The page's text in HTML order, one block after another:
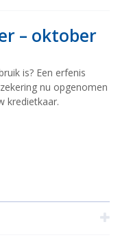
– oktober
is? Een erfenis
nu opgenomen
kredietkaar.